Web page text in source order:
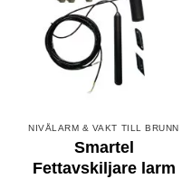
NIVÅLARM & VAKT TILL BRUNN
Smartel
Fettavskiljare larm